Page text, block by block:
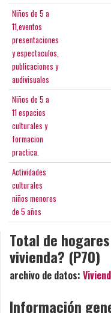
Niños de 5 a
11,eventos
presentaciones
y espectaculos,
publicaciones y
audivisuales
Niños de 5 a
11 espacios
culturales y
formacion
practica.
Actividades
culturales
niños menores
de 5 años
Total de
vivienda? (P70)
archivo de datos:
Información